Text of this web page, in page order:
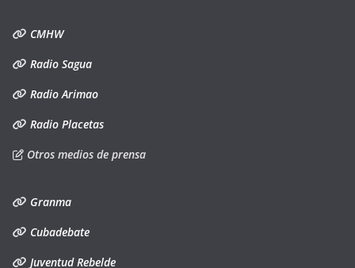
CMHW
Radio Sagua
Radio Arimao
Radio Placetas
Otros medios de prensa
Granma
Cubadebate
Juventud Rebelde